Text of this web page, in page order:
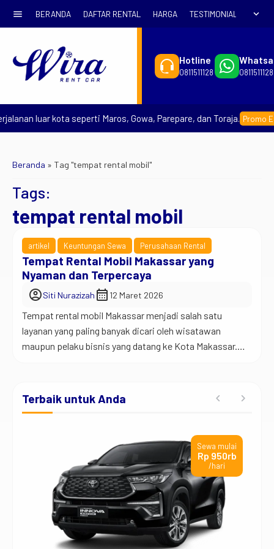
menu BERANDA DAFTAR RENTAL HARGA TESTIMONIAL expand_more
Hotline
0811511128 0811511128
luar kota seperti Maros, Gowa, Parepare, dan Toraja. Promo
Beranda » Tag "tempat rental mobil"
Tags:
tempat rental mobil
artikel Keuntungan Sewa Perusahaan Rental
Tempat Rental Mobil Makassar yang
Nyaman dan Terpercaya
account_circleSiti Nurazizah calendar_month 12 Maret 2026
Tempat rental mobil Makassar menjadi salah satu
layanan yang paling banyak dicari oleh wisatawan
maupun pelaku bisnis yang datang ke Kota Makassar.
kebutuhan transportasi yang nyaman menjadi hal
penting. Banyak orang datang ke Makassar untuk
Terbaik untuk Anda
Sewa mulai
Rp 950rb
/hari